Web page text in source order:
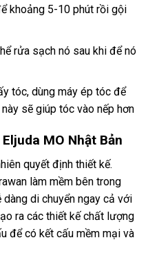
khoảng 5-10 phút rồi gội
rửa sạch nó sau khi để nó
tóc, dùng máy ép tóc để
sẽ giúp tóc vào nếp hơn
MO Nhật Bản
quyết định thiết kế.
làm mềm bên trong
di chuyển ngay cả với
ra các thiết kế chất lượng
để có kết cấu mềm mại và